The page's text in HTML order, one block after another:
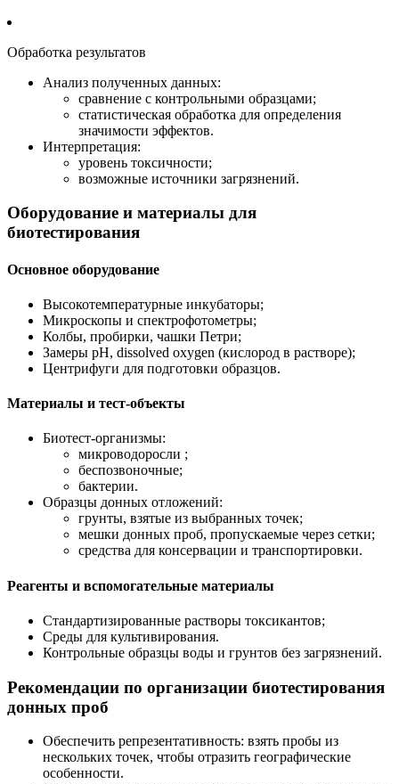
Обработка результатов
Анализ полученных данных:
сравнение с контрольными образцами;
статистическая обработка для определения
значимости эффектов.
Интерпретация:
уровень токсичности;
возможные источники загрязнений.
Оборудование и материалы для
биотестирования
Основное оборудование
Высокотемпературные инкубаторы;
Микроскопы и спектрофотометры;
Колбы, пробирки, чашки Петри;
Замеры pH, dissolved oxygen (кислород в растворе);
Центрифуги для подготовки образцов.
Материалы и тест-объекты
Биотест-организмы:
микроводоросли ;
беспозвоночные;
бактерии.
Образцы донных отложений:
грунты, взятые из выбранных точек;
мешки донных проб, пропускаемые через сетки;
средства для консервации и транспортировки.
Реагенты и вспомогательные материалы
Стандартизированные растворы токсикантов;
Среды для культивирования.
Контрольные образцы воды и грунтов без загрязнений.
Рекомендации по организации биотестирования
донных проб
Обеспечить репрезентативность: взять пробы из
нескольких точек, чтобы отразить географические
особенности.